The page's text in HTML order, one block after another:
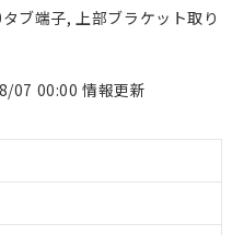
ブ端子, 上部ブラケット取り
07 00:00 情報更新